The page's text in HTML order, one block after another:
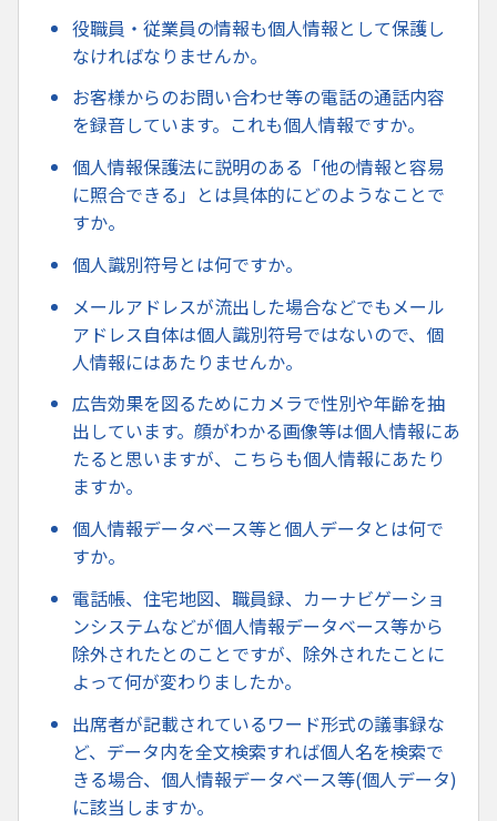
役職員・従業員の情報も個人情報として保護し
なければなりませんか。
お客様からのお問い合わせ等の電話の通話内容
を録音しています。これも個人情報ですか。
個人情報保護法に説明のある「他の情報と容易
に照合できる」とは具体的にどのようなことで
すか。
個人識別符号とは何ですか。
メールアドレスが流出した場合などでもメール
アドレス自体は個人識別符号ではないので、個
人情報にはあたりませんか。
広告効果を図るためにカメラで性別や年齢を抽
出しています。顔がわかる画像等は個人情報にあ
たると思いますが、こちらも個人情報にあたり
ますか。
個人情報データベース等と個人データとは何で
すか。
電話帳、住宅地図、職員録、カーナビゲーショ
ンシステムなどが個人情報データベース等から
除外されたとのことですが、除外されたことに
よって何が変わりましたか。
出席者が記載されているワード形式の議事録な
ど、データ内を全文検索すれば個人名を検索で
きる場合、個人情報データベース等(個人データ)
に該当しますか。